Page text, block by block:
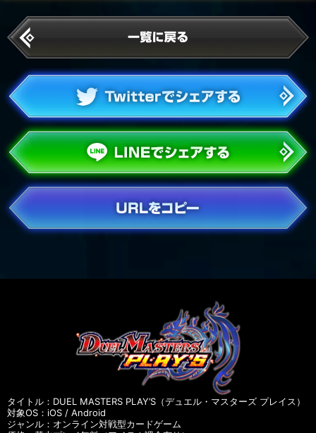
タイトル：DUEL MASTERS PLAY’S（デュエル・マスターズ プレイス）
対象OS：iOS / Android
ジャンル：オンライン対戦型カードゲーム